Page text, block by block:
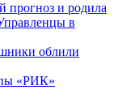
прогноз и родила
в
облили
«РИК»